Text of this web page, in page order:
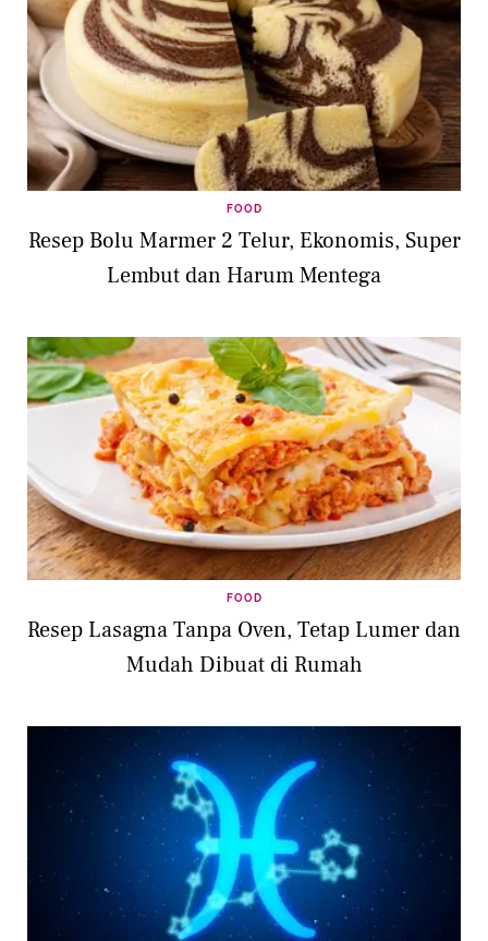
FOOD
Resep Bolu Marmer 2 Telur, Ekonomis, Super
Lembut dan Harum Mentega
FOOD
Resep Lasagna Tanpa Oven, Tetap Lumer dan
Mudah Dibuat di Rumah